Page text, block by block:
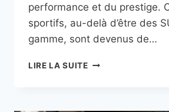
performance et du prestige.
sportifs, au-delà d’être des
gamme, sont devenus de…
LIRE LA SUITELES